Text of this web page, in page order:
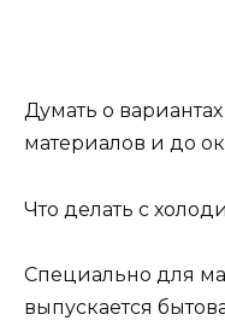
Думать о
материалов и до
Что делать с
Специально для
выпускается